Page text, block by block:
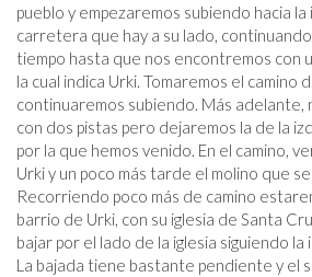
pueblo y empezaremos subiendo hacia la
carretera que hay a su lado,
tiempo hasta que nos encontremos con
la cual indica Urki. Tomaremos el camino
continuaremos subiendo. Más adelante,
con dos pistas pero dejaremos la de la
por la que hemos venido. En el camino,
Urki y un poco más tarde el molino que
Recorriendo poco más de camino
barrio de Urki, con su iglesia de Santa
bajar por el lado de la iglesia siguiendo
La bajada tiene bastante pendiente y el